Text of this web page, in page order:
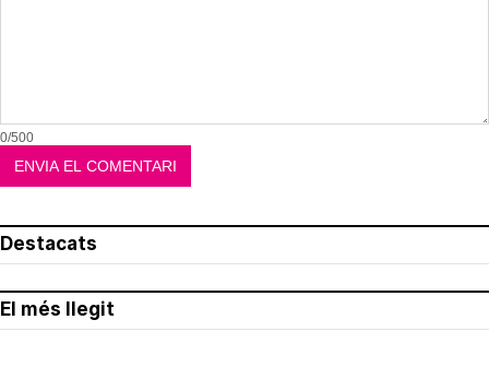
0/500
Destacats
El més llegit